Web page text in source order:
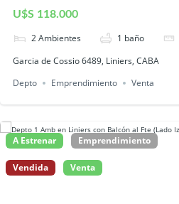
U$S 118.000
2Ambientes 1 baño
Garcia de Cossio 6489, Liniers, CABA
Depto
Emprendimiento Venta
A Estrenar Emprendimiento
Vendida Venta